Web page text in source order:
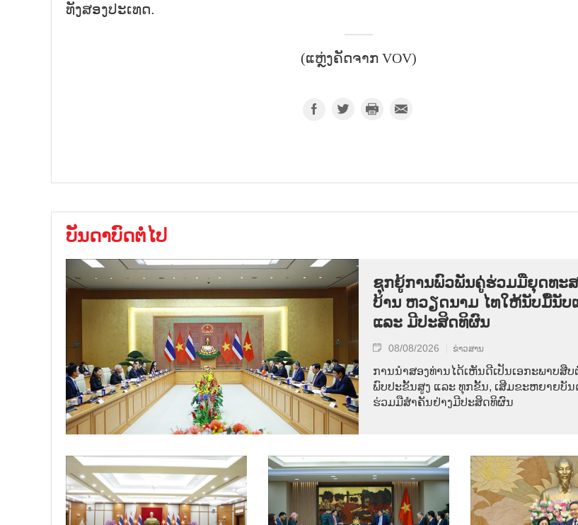
ທັງສອງປະເທດ.
(ແຫຼ່ງຄັດຈາກ VOV)
ບັນດາບົດຕໍ່ໄປ
ຊຸກ​ຍູ້​ການ​ພົວ​ພັນ​ຄູ່​ຮ່ວມ​ມື​ຍຸດ​ທະ​
ບ້ານ ຫວຽດ​ນາມ ໄທ​ໃຫ້​ນັບ​ມື້​ນັບ​
ແລະ ມີ​ປະ​ສິດ​ທິ​ຜົນ
08/08/2026 ຂ່າວສານ
ການ​ນຳ​ສອງ​ທ່ານ​ໄດ້​ເຫັນ​ດີ​ເປັນ​ເອ​ກະ​ພາບ​ສື
ພົບ​ປະ​ຂັ້ນ​ສູງ ແລະ ທຸກ​ຂັ້ນ, ເສີມ​ຂະ​ຫຍາຍ​ບັນ​
ຮ່ວມ​ມື​ສຳ​ຄັນ​ຢ່າງ​ມີ​ປະ​ສິດ​ທິ​ຜົນ